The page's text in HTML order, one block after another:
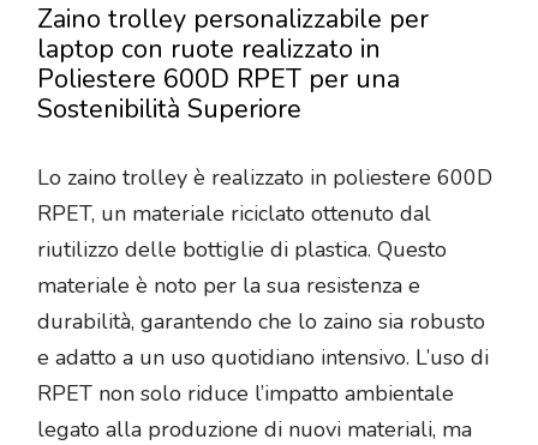
Zaino trolley personalizzabile per
laptop con ruote realizzato in
Poliestere 600D RPET per una
Sostenibilità Superiore
Lo zaino trolley è realizzato in poliestere 600D
RPET, un materiale riciclato ottenuto dal
riutilizzo delle bottiglie di plastica. Questo
materiale è noto per la sua resistenza e
durabilità, garantendo che lo zaino sia robusto
e adatto a un uso quotidiano intensivo. L’uso di
RPET non solo riduce l’impatto ambientale
legato alla produzione di nuovi materiali, ma